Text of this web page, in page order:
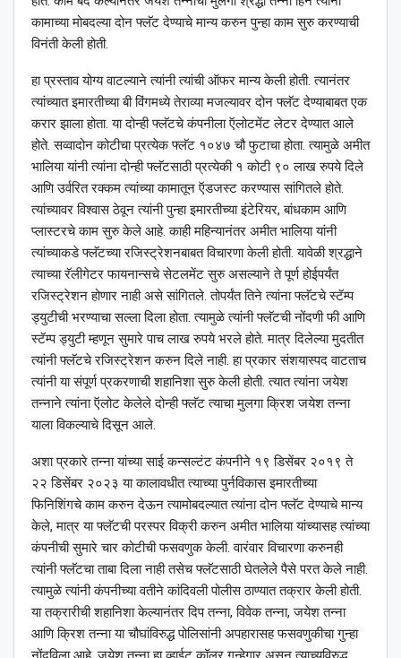
कामाच्या मोबदल्या दोन फ्लॅट देण्याचे मान्य करुन पुन्हा काम सुरु करण्याची
विनंती केली होती.
हा प्रस्ताव योग्य वाटल्याने त्यांनी त्यांची ऑफर मान्य केली होती. त्यानंतर
त्यांच्यात इमारतीच्या बी विंगमध्ये तेराव्या मजल्यावर दोन फ्लॅट देण्याबाबत एक
करार झाला होता. या दोन्ही फ्लॅटचे कंपनीला ऍलोटमेंट लेटर देण्यात आले
होते. सव्वादोन कोटीचा प्रत्येक फ्लॅट १०४७ चौ फुटाचा होता. त्यामुळे अमीत
भालिया यांनी त्यांना दोन्ही फ्लॅटसाठी प्रत्येकी १ कोटी ९० लाख रुपये दिले
आणि उर्वरित रक्कम त्यांच्या कामातून ऍडजस्ट करण्यास सांगितले होते.
त्यांच्यावर विश्‍वास ठेवून त्यांनी पुन्हा इमारतीच्या इंटेरियर, बांधकाम आणि
प्लास्टरचे काम सुरु केले आहे. काही महिन्यानंतर अमीत भालिया यांनी
त्यांच्याकडे फ्लॅटच्या रजिस्ट्रेशनबाबत विचारणा केली होती. यावेळी श्रद्धाने
त्याच्या रॅलीगेटर फायनान्सचे सेटलमेंट सुरु असल्याने ते पूर्ण होईपर्यंत
रजिस्ट्रेशन होणार नाही असे सांगितले. तोपर्यंत तिने त्यांना फ्लॅटचे स्टॅम्प
ड्युटीची भरण्याचा सल्ला दिला होता. त्यामुळे त्यांनी फ्लॅटची नोंदणी फी आणि
स्टॅम्प ड्युटी म्हणून सुमारे पाच लाख रुपये भरले होते. मात्र दिलेल्या मुदतीत
त्यांनी फ्लॅटचे रजिस्ट्रेशन करुन दिले नाही. हा प्रकार संशयास्पद वाटताच
त्यांनी या संपूर्ण प्रकरणाची शहानिशा सुरु केली होती. त्यात त्यांना जयेश
तन्नाने त्यांना ऍलोट केलेले दोन्ही फ्लॅट त्याचा मुलगा क्रिश जयेश तन्ना
याला विकल्याचे दिसून आले.
अशा प्रकारे तन्ना यांच्या साई कन्सल्टंट कंपनीने १९ डिसेंबर २०१९ ते
२२ डिसेंबर २०२३ या कालावधीत त्याच्या पुर्नविकास इमारतीच्या
फिनिशिंगचे काम करुन देऊन त्यामोबदल्यात त्यांना दोन फ्लॅट देण्याचे मान्य
केले, मात्र या फ्लॅटची परस्पर विक्री करुन अमीत भालिया यांच्यासह त्यांच्या
कंपनीची सुमारे चार कोटीची फसवणुक केली. वारंवार विचारणा करुनही
त्यांनी फ्लॅटचा ताबा दिला नाही तसेच फ्लॅटसाठी घेतलेले पैसे परत केले नाही.
त्यामुळे त्यांनी कंपनीच्या वतीने कांदिवली पोलीस ठाण्यात तक्रार केली होती.
या तक्रारीची शहानिशा केल्यानंतर दिप तन्ना, विवेक तन्ना, जयेश तन्ना
आणि क्रिश तन्ना या चौघांविरुद्ध पोलिसांनी अपहारासह फसवणुकीचा गुन्हा